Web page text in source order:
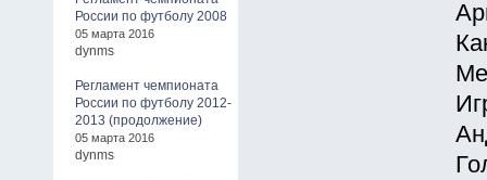
России по футболу 2008
05 марта 2016
dynms
Регламент чемпионата
России по футболу 2012-
2013 (продолжение)
05 марта 2016
dynms